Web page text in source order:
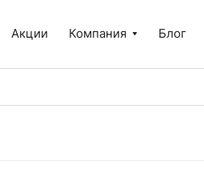
Акции Компания Блог